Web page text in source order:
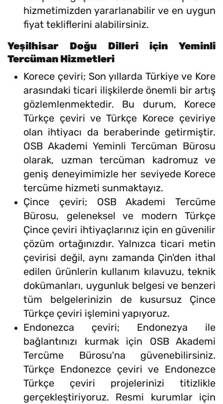
hizmetimizden yararlanabilir ve en uygun
fiyat tekliflerini alabilirsiniz.
Yeşilhisar Doğu Dilleri için Yeminli
Tercüman Hizmetleri
Korece çeviri; Son yıllarda Türkiye ve Kore
arasındaki ticari ilişkilerde önemli bir artış
gözlemlenmektedir. Bu durum, Korece
Türkçe çeviri ve Türkçe Korece çeviriye
olan ihtiyacı da beraberinde getirmiştir.
OSB Akademi Yeminli Tercüman Bürosu
olarak, uzman tercüman kadromuz ve
geniş deneyimimizle her seviyede Korece
tercüme hizmeti sunmaktayız.
Çince çeviri; OSB Akademi Tercüme
Bürosu, geleneksel ve modern Türkçe
Çince çeviri ihtiyaçlarınız için en güvenilir
çözüm ortağınızdır. Yalnızca ticari metin
çevirisi değil, aynı zamanda Çin'den ithal
edilen ürünlerin kullanım kılavuzu, teknik
dokümanları, uygunluk belgesi ve benzeri
tüm belgelerinizin de kusursuz Çince
Türkçe çeviri işlemini yapıyoruz.
Endonezca çeviri; Endonezya ile
bağlantınızı kurmak için OSB Akademi
Tercüme Bürosu'na güvenebilirsiniz.
Türkçe Endonezce çeviri ve Endonezce
Türkçe çeviri projelerinizi titizlikle
gerçekleştiriyoruz. Resmi kurumlar için